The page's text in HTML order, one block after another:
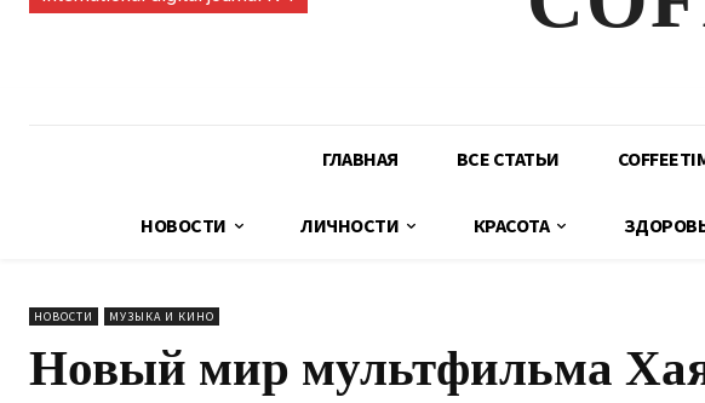
ГЛАВНАЯ ВСЕ СТАТЬИ
НОВОСТИ ЛИЧНОСТИ КРАСОТА
НОВОСТИ МУЗЫКА И КИНО
Новый мир мультфильма